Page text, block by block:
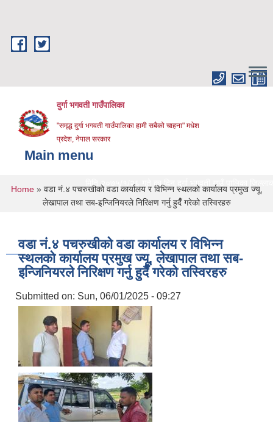
दुर्गा भगवती गाउँपालिका
"समृद्ध दुर्गा भगवती गाउँपालिका हामी सबैको चाहना" मधेश
प्रदेश, नेपाल सरकार
Main menu
मिति २०७५/१/२६ गते का दिन दुर्गा भगवती गाउँ पालिका
You are here
Home» वडा नं.४ पचरुखीको वडा कार्यालय र विभिन्न स्थलको कार्यालय प्रमुख ज्यू,
लेखापाल तथा सब-इन्जिनियरले निरिक्षण गर्नु हुदैँ गरेको तस्विरहरु
वडा नं.४ पचरुखीको वडा कार्यालय र विभिन्न
स्थलको कार्यालय प्रमुख ज्यू, लेखापाल तथा सब-
इन्जिनियरले निरिक्षण गर्नु हुदैँ गरेको तस्विरहरु
Submitted on: Sun, 06/01/2025 - 09:27